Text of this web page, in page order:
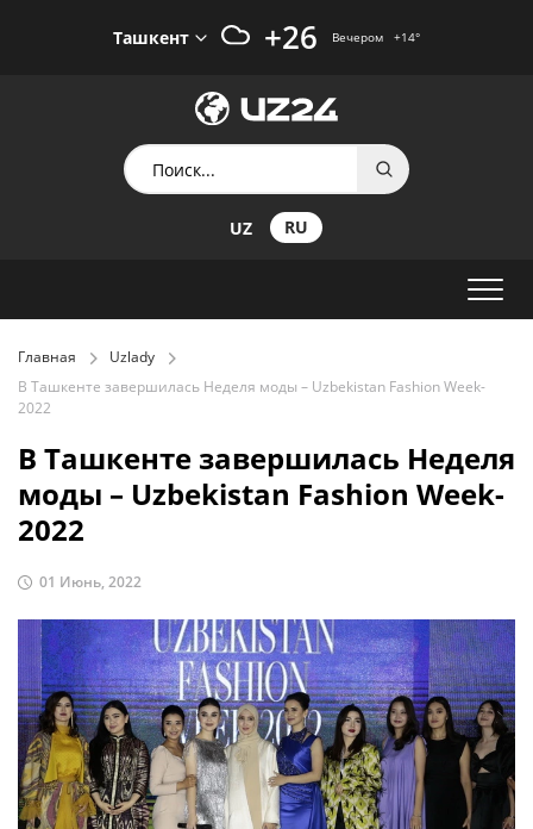
Ташкент +26 Вечером +14°
UZ RU
Главная
Uzlady
В Ташкенте завершилась Неделя моды – Uzbekistan Fashion Week-
2022
В Ташкенте завершилась Неделя
моды – Uzbekistan Fashion Week-
2022
01 Июнь, 2022